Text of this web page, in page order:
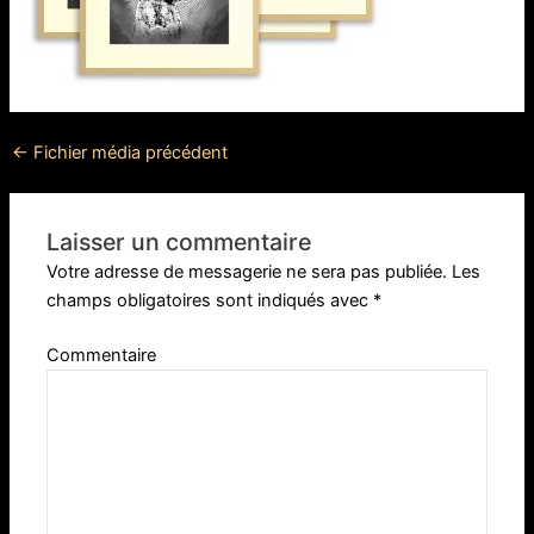
← Fichier média précédent
Laisser un commentaire
Votre adresse de messagerie ne sera pas publiée. Les
champs obligatoires sont indiqués avec *
Commentaire